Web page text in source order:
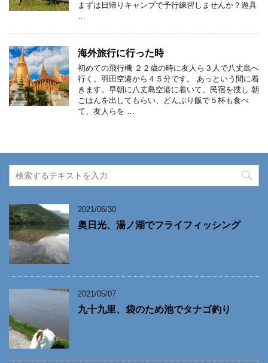
まずは日帰りキャンプで予行練習しませんか？遊具
…
海外旅行に行った時
初めての飛行機 ２２歳の時に友人ら３人で八丈島へ
行く。羽田空港から４５分です。 あっという間に着
きます。早朝に八丈島空港に着いて、民宿を捜し 朝
ごはんを出してもらい、どんぶり飯で５杯も食べ
て、友人らを …
2021/06/30
奥日光、湯ノ湖でフライフィッシング
2021/05/07
九十九里、袋のため池でタナゴ釣り